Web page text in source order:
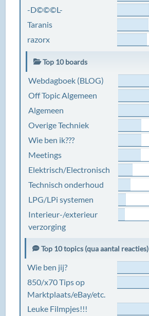
-D©©©L-
Taranis
razorx
Top 10 boards
Webdagboek (BLOG)
Off Topic Algemeen
Algemeen
Overige Techniek
Wie ben ik???
Meetings
Elektrisch/Electronisch
Technisch onderhoud
LPG/LPi systemen
Interieur-/exterieur
verzorging
Top 10 topics (qua aantal reacties)
Wie ben jij?
850/x70 Tips op
Marktplaats/eBay/etc.
Leuke Filmpjes!!!